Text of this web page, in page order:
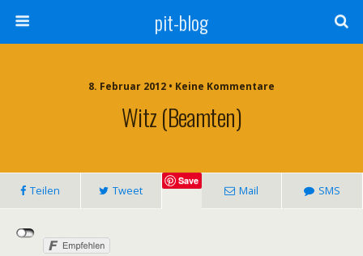
pit-blog
8. Februar 2012 • Keine Kommentare
Witz (Beamten)
Teilen Tweet
Save
Mail SMS